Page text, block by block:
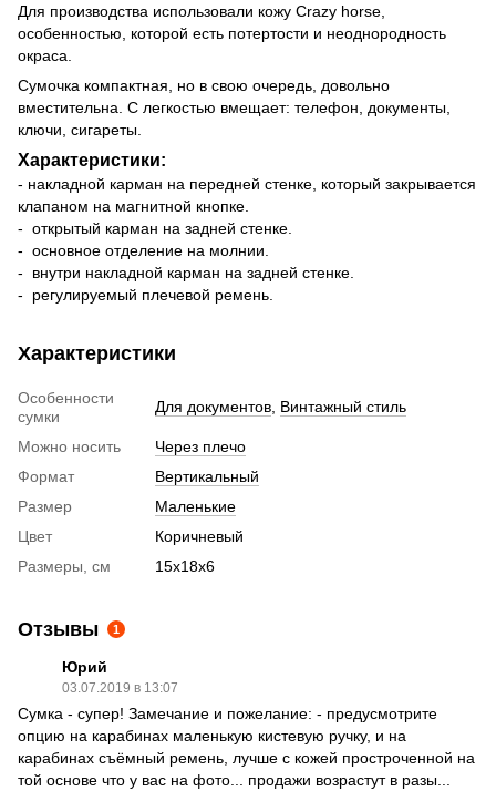
Для производства использовали кожу Crazy horse,
особенностью, которой есть потертости и неоднородность
окраса.
Сумочка компактная, но в свою очередь, довольно
вместительна. С легкостью вмещает: телефон, документы,
ключи, сигареты.
Характеристики:
- накладной карман на передней стенке, который закрывается
клапаном на магнитной кнопке.
- открытый карман на задней стенке.
- основное отделение на молнии.
- внутри накладной карман на задней стенке.
- регулируемый плечевой ремень.
Характеристики
Особенности
сумки
Для документов Винтажный стиль
Можно носить
Через плечо
Формат
Вертикальный
Размер
Маленькие
Цвет
Коричневый
Размеры, см
15х18х6
Отзывы 1
Юрий
03.07.2019 в 13:07
Сумка - супер! Замечание и пожелание: - предусмотрите
опцию на карабинах маленькую кистевую ручку, и на
карабинах съёмный ремень, лучше с кожей простроченной на
той основе что у вас на фото... продажи возрастут в разы...